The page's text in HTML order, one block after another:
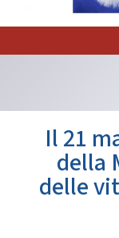
Contatti
Il 21
della
delle